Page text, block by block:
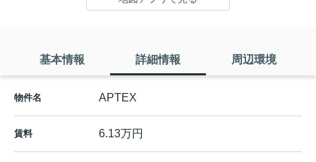
基本情報 詳細情報 周辺環境
物件名 APTEX
賃料 6.13万円